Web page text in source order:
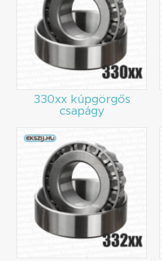
330xx kúpgörgős
csapágy